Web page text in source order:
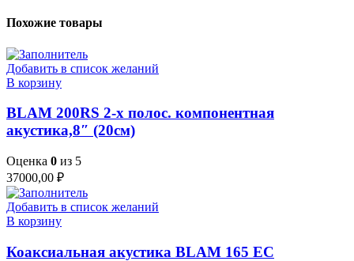
Похожие товары
Добавить в список желаний
В корзину
BLAM 200RS 2-х полос. компонентная
акустика,8″ (20см)
Оценка 0 из 5
37000,00 ₽
Добавить в список желаний
В корзину
Коаксиальная акустика BLAM 165 EC